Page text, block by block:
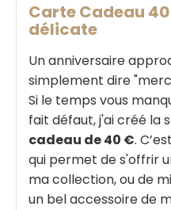
Carte Cadeau
délicate
Un anniversaire
simplement dire
Si le temps vous
fait défaut, j'ai créé la
cadeau de 40 €.
qui permet de s'offrir
ma collection, ou de
un bel accessoire de